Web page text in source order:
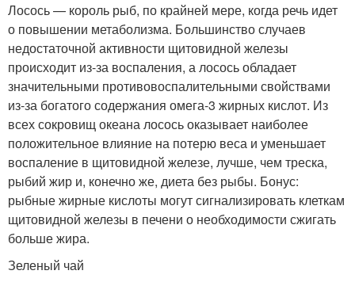
Лосось — король рыб, по крайней мере, когда речь идет
о повышении метаболизма. Большинство случаев
недостаточной активности щитовидной железы
происходит из-за воспаления, а лосось обладает
значительными противовоспалительными свойствами
из-за богатого содержания омега-3 жирных кислот. Из
всех сокровищ океана лосось оказывает наиболее
положительное влияние на потерю веса и уменьшает
воспаление в щитовидной железе, лучше, чем треска,
рыбий жир и, конечно же, диета без рыбы. Бонус:
рыбные жирные кислоты могут сигнализировать клеткам
щитовидной железы в печени о необходимости сжигать
больше жира.
Зеленый чай